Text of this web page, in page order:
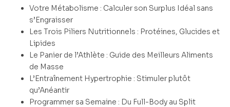
Votre Métabolisme : Calculer son Surplus Idéal sans
s’Engraisser
Les Trois Piliers Nutritionnels : Protéines, Glucides et
Lipides
Le Panier de l’Athlète : Guide des Meilleurs Aliments
de Masse
L’Entraînement Hypertrophie : Stimuler plutôt
qu’Anéantir
Programmer sa Semaine : Du Full-Body au Split